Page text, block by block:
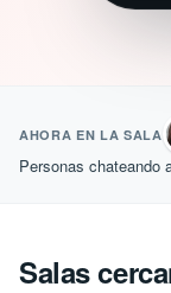
AHORA EN LA SALA
Personas chateando
Salas